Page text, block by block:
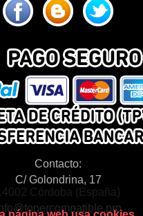
Contacto:
C/ Golondrina, 17
Córdoba (España)